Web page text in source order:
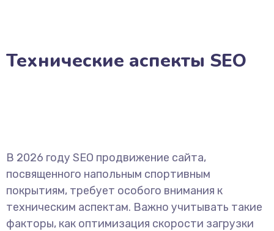
Технические аспекты SEO
В 2026 году SEO продвижение сайта,
посвященного напольным спортивным
покрытиям, требует особого внимания к
техническим аспектам. Важно учитывать такие
факторы, как оптимизация скорости загрузки